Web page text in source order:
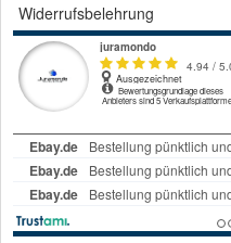
Widerrufsbelehrung